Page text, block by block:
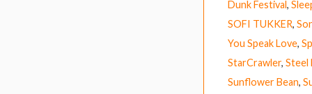
Dunk Festival,
SOFI TUKKER,
You Speak Love,
StarCrawler, Steel
Sunflower Bean,